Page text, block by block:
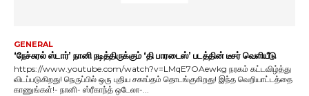
GENERAL
‘நேச்சுரல் ஸ்டார்’ நானி நடித்திருக்கும் ‘தி பாரடைஸ்’ படத்தின் டீசர் வெளியீடு
https://www.youtube.com/watch?v=LMqE7OAewkg நரகம் கட்டவிழ்த்து
விடப்படுகிறது! நெருப்பில் ஒரு புதிய சகாப்தம் தொடங்குகிறது! இந்த வெறியாட்டத்தை
காணுங்கள்!- நானி- ஸ்ரீகாந்த் ஒடேலா-...